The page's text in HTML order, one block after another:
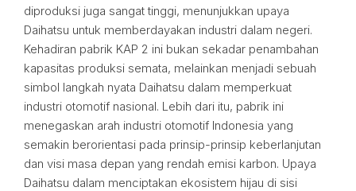
diproduksi juga sangat tinggi, menunjukkan upaya
Daihatsu untuk memberdayakan industri dalam negeri.
Kehadiran pabrik KAP 2 ini bukan sekadar penambahan
kapasitas produksi semata, melainkan menjadi sebuah
simbol langkah nyata Daihatsu dalam memperkuat
industri otomotif nasional. Lebih dari itu, pabrik ini
menegaskan arah industri otomotif Indonesia yang
semakin berorientasi pada prinsip-prinsip keberlanjutan
dan visi masa depan yang rendah emisi karbon. Upaya
Daihatsu dalam menciptakan ekosistem hijau di sisi